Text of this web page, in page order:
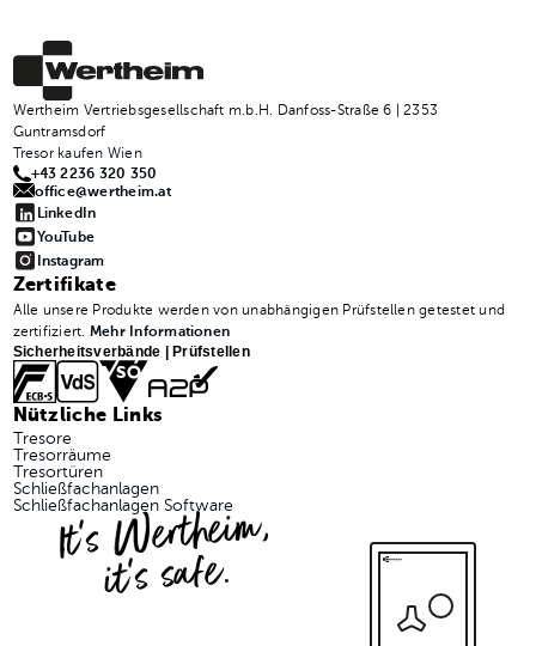
Wertheim Vertriebsgesellschaft m.b.H. Danfoss-Straße 6 | 2353
Guntramsdorf
Tresor kaufen Wien
+43 2236 320 350
office@wertheim.at
LinkedIn
YouTube
Instagram
Zertifikate
Alle unsere Produkte werden von unabhängigen Prüfstellen getestet und
zertifiziert. Mehr Informationen
Sicherheitsverbände | Prüfstellen
Nützliche Links
Tresore
Tresorräume
Tresortüren
Schließfachanlagen
Schließfachanlagen Software
It's Wertheim,
it's safe.